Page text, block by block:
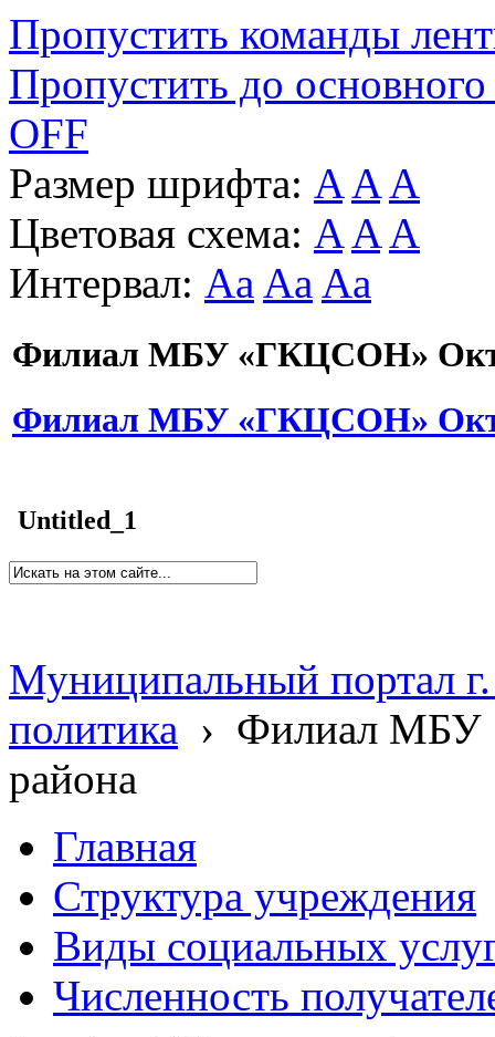
Пропустить команды
Пропустить до основного
OFF
Размер шрифта: A A A
Цветовая схема: A A A
Интервал: Aa Aa Aa
Филиал МБУ «ГКЦСОН»
Филиал МБУ «ГКЦСОН»
Untitled_1
Муниципальный портал
политика › Филиал МБУ
района
Главная
Структура учреждения
Виды социальных
Численность